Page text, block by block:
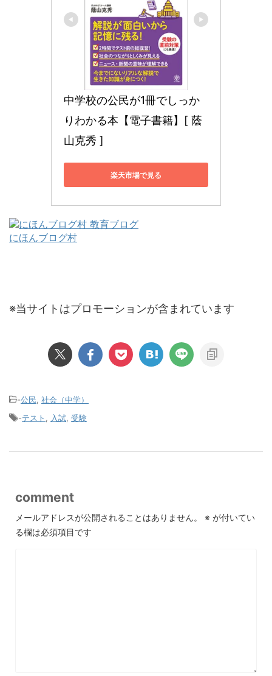
中学校の公民が1冊でしっか
りわかる本【電子書籍】[ 蔭
山克秀 ]
楽天市場で見る
にほんブログ村
※当サイトはプロモーションが含まれています
-公民 社会（中学）
-テスト 入試 受験
comment
メールアドレスが公開されることはありません。 ※ が付いてい
る欄は必須項目です